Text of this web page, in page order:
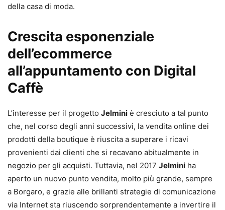
della casa di moda.
Crescita esponenziale
dell’ecommerce
all’appuntamento con Digital
Caffè
L’interesse per il progetto Jelmini è cresciuto a tal punto
che, nel corso degli anni successivi, la vendita online dei
prodotti della boutique è riuscita a superare i ricavi
provenienti dai clienti che si recavano abitualmente in
negozio per gli acquisti. Tuttavia, nel 2017 Jelmini ha
aperto un nuovo punto vendita, molto più grande, sempre
a Borgaro, e grazie alle brillanti strategie di comunicazione
via Internet sta riuscendo sorprendentemente a invertire il